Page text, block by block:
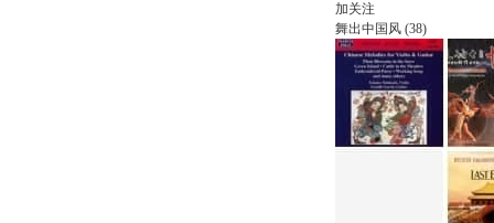
加关注
舞出中国风 (38)